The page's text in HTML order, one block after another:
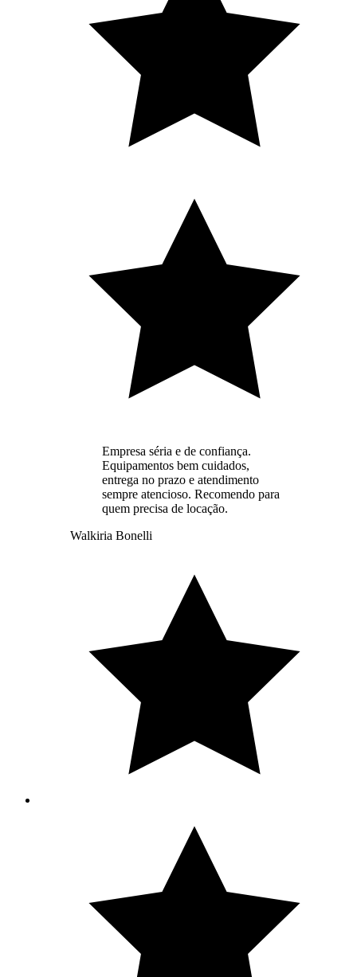
Empresa séria e de confiança.
Equipamentos bem cuidados,
entrega no prazo e atendimento
sempre atencioso. Recomendo para
quem precisa de locação.
Walkiria Bonelli